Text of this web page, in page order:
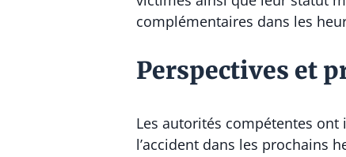
complémentaires dans les
Perspectives et
Les autorités compétentes
l’accident dans les prochains